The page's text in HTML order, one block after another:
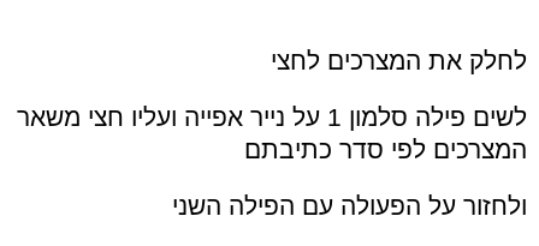
לחלק את המצרכים לחצי
לשים פילה סלמון 1 על נייר אפייה ועליו חצי משאר
המצרכים לפי סדר כתיבתם
ולחזור על הפעולה עם הפילה השני